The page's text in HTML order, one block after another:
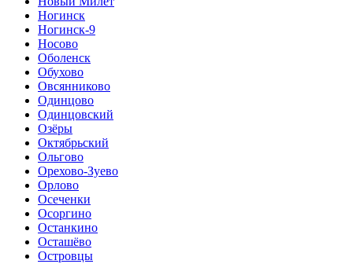
Ногинск
Ногинск-9
Носово
Оболенск
Обухово
Овсянниково
Одинцово
Одинцовский
Озёры
Октябрьский
Ольгово
Орехово-Зуево
Орлово
Осеченки
Осоргино
Останкино
Осташёво
Островцы